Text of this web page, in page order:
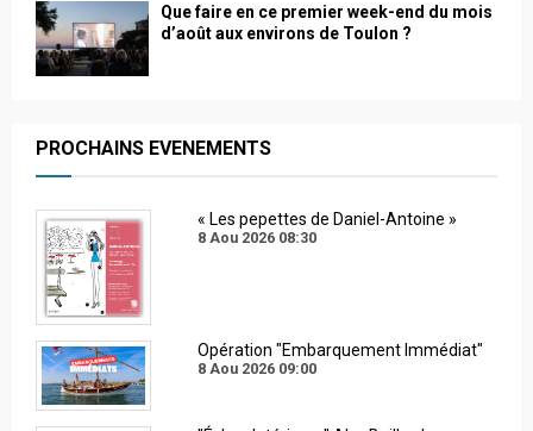
Que faire en ce premier week-end du mois
d’août aux environs de Toulon ?
PROCHAINS EVENEMENTS
« Les pepettes de Daniel-Antoine »
8 Aou 2026 08:30
Opération "Embarquement Immédiat"
8 Aou 2026 09:00